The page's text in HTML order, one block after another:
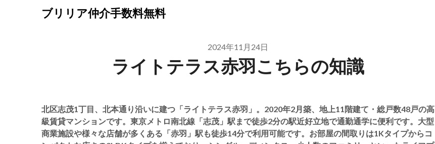
ブリリア仲介手数料無料
2024年11月24日
ライトテラス赤羽こちらの知識
北区志茂1丁目、北本通り沿いに建つ「ライトテラス赤羽」。2020年2月築、地上11階建て・総戸数48戸の高
級賃貸マンションです。東京メトロ南北線「志茂」駅まで徒歩2分の駅近好立地で通勤通学に便利です。大型
商業施設や様々な店舗が多くある「赤羽」駅も徒歩14分で利用可能です。お部屋の間取りは1Kタイプからコ